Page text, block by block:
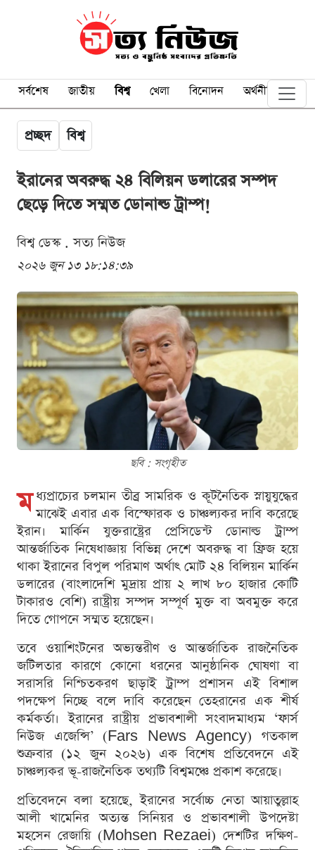
সর্বশেষ জাতীয় বিশ্ব খেলা বিনোদন অর্থনীতি
প্রচ্ছদ বিশ্ব
ইরানের অবরুদ্ধ ২৪ বিলিয়ন ডলারের সম্পদ
ছেড়ে দিতে সম্মত ডোনাল্ড ট্রাম্প!
বিশ্ব ডেস্ক . সত্য নিউজ
২০২৬ জুন ১৩ ১৮:১৪:৩৯
ছবি : সংগৃহীত
ম ধ্যপ্রাচ্যের চলমান তীব্র সামরিক ও কূটনৈতিক স্নায়ুযুদ্ধের
মাঝেই এবার এক বিস্ফোরক ও চাঞ্চল্যকর দাবি করেছে
ইরান। মার্কিন যুক্তরাষ্ট্রের প্রেসিডেন্ট ডোনাল্ড ট্রাম্প
আন্তর্জাতিক নিষেধাজ্ঞায় বিভিন্ন দেশে অবরুদ্ধ বা ফ্রিজ হয়ে
থাকা ইরানের বিপুল পরিমাণ অর্থাৎ মোট ২৪ বিলিয়ন মার্কিন
ডলারের (বাংলাদেশি মুদ্রায় প্রায় ২ লাখ ৮০ হাজার কোটি
টাকারও বেশি) রাষ্ট্রীয় সম্পদ সম্পূর্ণ মুক্ত বা অবমুক্ত করে
দিতে গোপনে সম্মত হয়েছেন।
তবে ওয়াশিংটনের অভ্যন্তরীণ ও আন্তর্জাতিক রাজনৈতিক
জটিলতার কারণে কোনো ধরনের আনুষ্ঠানিক ঘোষণা বা
সরাসরি নিশ্চিতকরণ ছাড়াই ট্রাম্প প্রশাসন এই বিশাল
পদক্ষেপ নিচ্ছে বলে দাবি করেছেন তেহরানের এক শীর্ষ
কর্মকর্তা। ইরানের রাষ্ট্রীয় প্রভাবশালী সংবাদমাধ্যম ‘ফার্স
নিউজ এজেন্সি’ (Fars News Agency) গতকাল
শুক্রবার (১২ জুন ২০২৬) এক বিশেষ প্রতিবেদনে এই
চাঞ্চল্যকর ভূ-রাজনৈতিক তথ্যটি বিশ্বমঞ্চে প্রকাশ করেছে।
প্রতিবেদনে বলা হয়েছে, ইরানের সর্বোচ্চ নেতা আয়াতুল্লাহ
আলী খামেনির অত্যন্ত সিনিয়র ও প্রভাবশালী উপদেষ্টা
মহসেন রেজায়ি (Mohsen Rezaei) দেশটির দক্ষিণ-